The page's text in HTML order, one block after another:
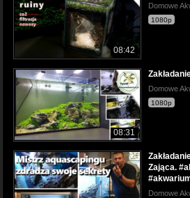
08:42
Domowe
1080p
08:31
Domowe
1080p
Zająca.
Domowe